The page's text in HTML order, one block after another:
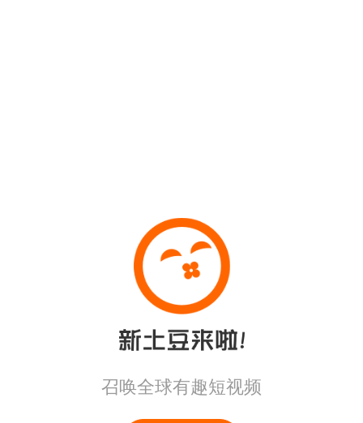
召唤全球有趣短视频